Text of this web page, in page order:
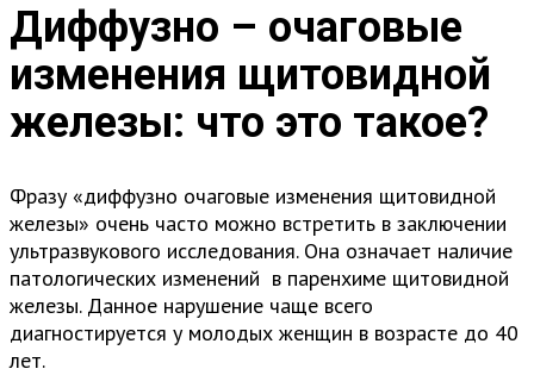
Диффузно – очаговые
изменения щитовидной
железы: что это такое?
Фразу «диффузно очаговые изменения щитовидной
железы» очень часто можно встретить в заключении
ультразвукового исследования. Она означает наличие
патологических изменений в паренхиме щитовидной
железы. Данное нарушение чаще всего
диагностируется у молодых женщин в возрасте до 40
лет.